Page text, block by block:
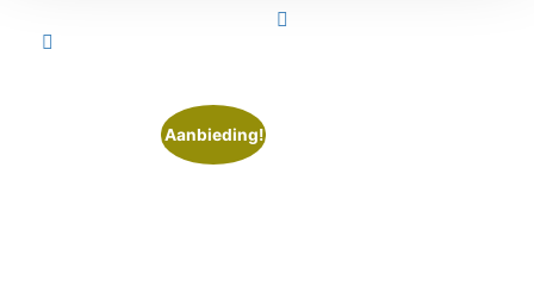


Aanbieding!